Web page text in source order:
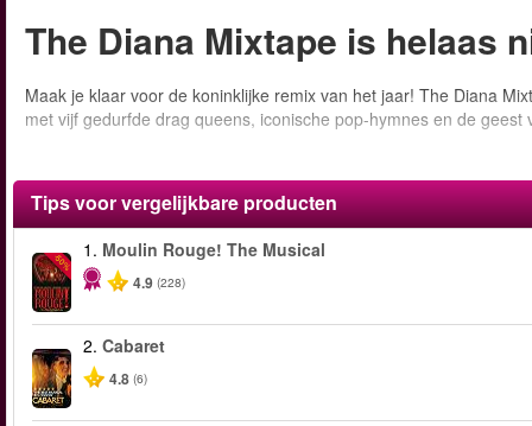
The Diana Mixtape is helaas
Maak je klaar voor de koninklijke remix van het jaar! The Diana
met vijf gedurfde drag queens, iconische pop-hymnes en de geest
Tips voor vergelijkbare producten
-50%
1. Moulin Rouge! The Musical
4.9 (228)
2. Cabaret
4.8 (6)